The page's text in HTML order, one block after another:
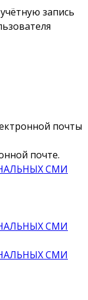
запись
почты
почте.